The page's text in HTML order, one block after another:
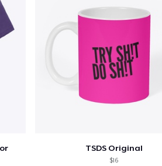
TSDS Original
$16
Weiter Einkaufen